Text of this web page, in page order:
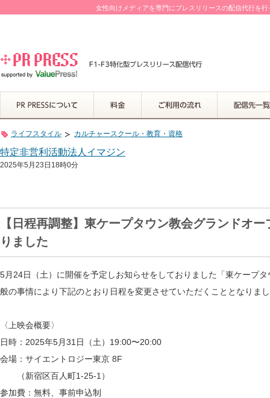
女性向けメディアを専門にプレスリリースの配信代行を
ライフスタイル カルチャースクール・教育・資格
特定非営利活動法人イマジン
2025年5月23日18時0分
【日程再調整】東ケープタウン教会グランドオ
りました
5月24日（土）に開催を予定しお知らせをしておりました「東ケープ
般の事情により下記のとおり日程を変更させていただくこととなりま
〈上映会概要〉
日時：2025年5月31日（土）19:00〜20:00
会場：サイエントロジー東京 8F
（新宿区百人町1-25-1）
参加費：無料、事前申込制